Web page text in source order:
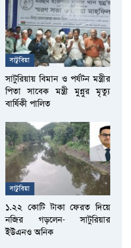
সাটুরিয়া
সাটুরিয়ায় বিমান ও পর্যটন মন্ত্রীর
পিতা সাবেক মন্ত্রী মুন্নুর মৃত্যু
বার্ষিকী পালিত
সাটুরিয়া
১.২২ কোটি টাকা ফেরত দিয়ে
নজির গড়লেন- সাটুরিয়ার
ইউএনও অনিক